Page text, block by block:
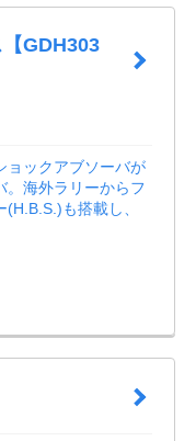
GDH303
ョックアブソーバが
。海外ラリーからフ
も搭載し、